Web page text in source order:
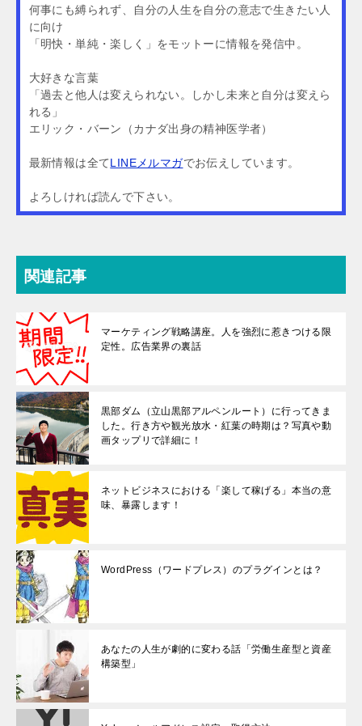
何事にも縛られず、自分の人生を自分の意志で生きたい人
に向け
「明快・単純・楽しく」をモットーに情報を発信中。
大好きな言葉
「過去と他人は変えられない。しかし未来と自分は変えら
れる」
エリック・バーン（カナダ出身の精神医学者）
最新情報は全てLINEメルマガでお伝えしています。
よろしければ読んで下さい。
関連記事
マーケティング戦略講座。人を強烈に惹きつける限
定性。広告業界の裏話
黒部ダム（立山黒部アルペンルート）に行ってきま
した。行き方や観光放水・紅葉の時期は？写真や動
画タップリで詳細に！
ネットビジネスにおける「楽して稼げる」本当の意
味、暴露します！
WordPress（ワードプレス）のプラグインとは？
あなたの人生が劇的に変わる話「労働生産型と資産
構築型」